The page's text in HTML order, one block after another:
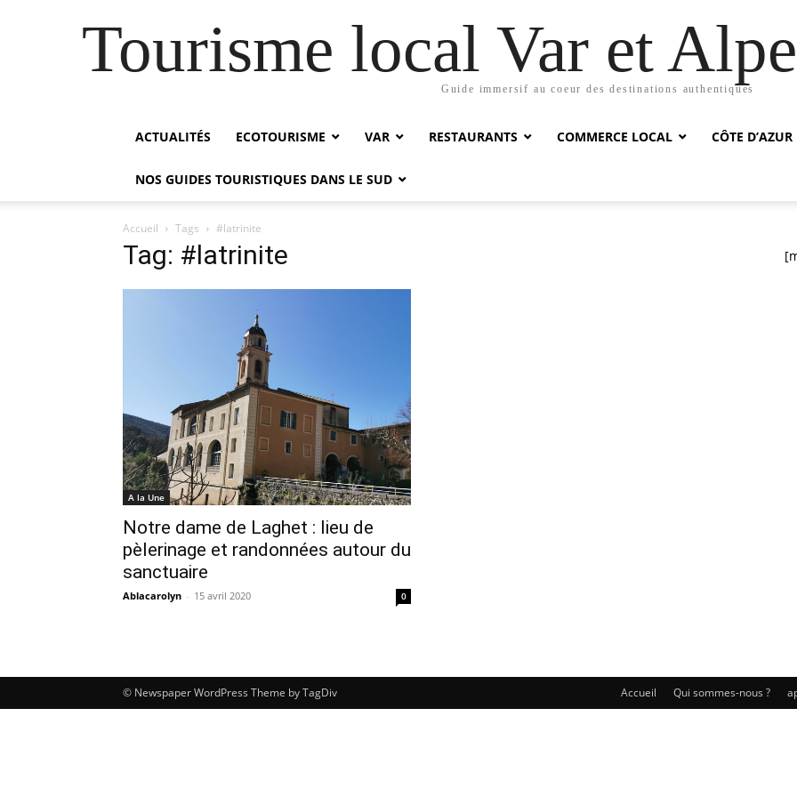
Tourisme local Var et
Guide immersif au coeur des destinations authentiques
ACTUALITÉS ECOTOURISME VAR RESTAURANTS COMMERCE LOCAL CÔTE D’AZUR
NOS GUIDES TOURISTIQUES DANS LE SUD
Accueil Tags #latrinite
Tag: #latrinite
A la Une
Notre dame de Laghet : lieu de
pèlerinage et randonnées autour du
sanctuaire
Ablacarolyn - 15 avril 2020 0
Accueil Qui sommes-nous ?
© Newspaper WordPress Theme by TagDiv